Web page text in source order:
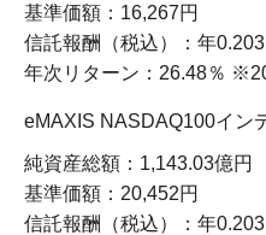
基準価額：16,267円
信託報酬（税込）：年0.203
年次リターン：26.48％
eMAXIS NASDAQ100イン
純資産総額：1,143.03億円
基準価額：20,452円
信託報酬（税込）：年0.203